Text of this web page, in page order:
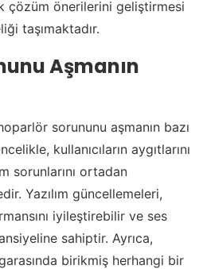
çözüm önerilerini geliştirmesi
taşımaktadır.
Aşmanın
sorununu aşmanın bazı
kullanıcıların aygıtlarını
sorunlarını ortadan
Yazılım güncellemeleri,
iyileştirebilir ve ses
sahiptir. Ayrıca,
birikmiş herhangi bir